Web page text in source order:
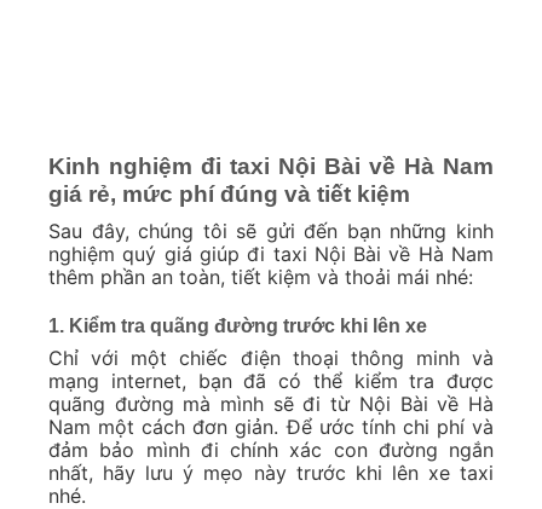
Kinh nghiệm đi taxi Nội Bài về Hà Nam
giá rẻ, mức phí đúng và tiết kiệm
Sau đây, chúng tôi sẽ gửi đến bạn những kinh
nghiệm quý giá giúp đi taxi Nội Bài về Hà Nam
thêm phần an toàn, tiết kiệm và thoải mái nhé:
1. Kiểm tra quãng đường trước khi lên xe
Chỉ với một chiếc điện thoại thông minh và
mạng internet, bạn đã có thể kiểm tra được
quãng đường mà mình sẽ đi từ Nội Bài về Hà
Nam một cách đơn giản. Để ước tính chi phí và
đảm bảo mình đi chính xác con đường ngắn
nhất, hãy lưu ý mẹo này trước khi lên xe taxi
nhé.